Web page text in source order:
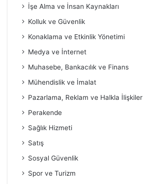
İşe Alma ve İnsan Kaynakları
Kolluk ve Güvenlik
Konaklama ve Etkinlik Yönetimi
Medya ve İnternet
Muhasebe, Bankacılık ve Finans
Mühendislik ve İmalat
Pazarlama, Reklam ve Halkla İlişkiler
Perakende
Sağlık Hizmeti
Satış
Sosyal Güvenlik
Spor ve Turizm